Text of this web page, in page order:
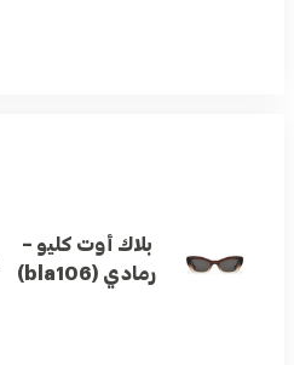
بلاك أوت كليو –
رمادي (bla106)